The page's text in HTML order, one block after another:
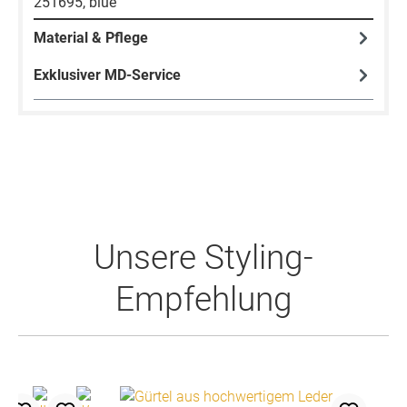
Material & Pflege
Exklusiver MD-Service
Produktgalerie überspringen
Unsere Styling-
Empfehlung